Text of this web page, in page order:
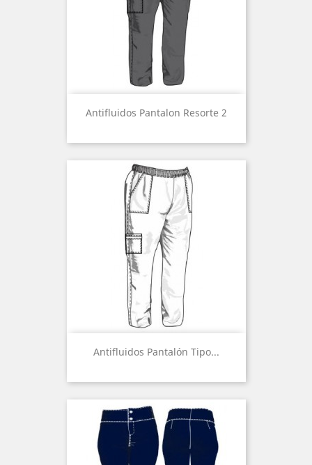
Antifluidos Pantalon Resorte 2
Antifluidos Pantalón Tipo...